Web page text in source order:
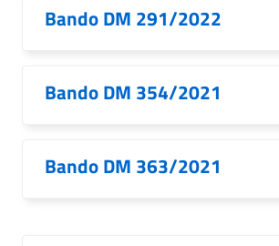
Bando DM 291/2022
Bando DM 354/2021
Bando DM 363/2021